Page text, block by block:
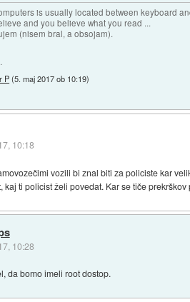
is usually located between keyboard
and you believe what you read ...
(nisem bral, a obsojam).
P(5. maj 2017 ob 10:19)
10:18
vozili bi znal biti za policiste kar
kaj ti policist želi povedat. Kar se tiče
10:28
da bomo imeli root dostop.